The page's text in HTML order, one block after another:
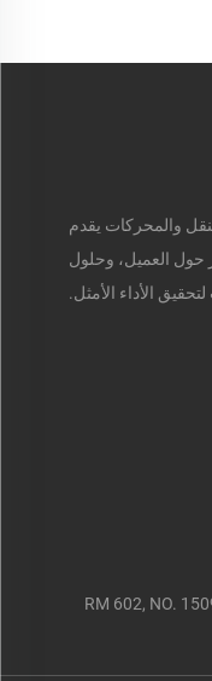
والمحركات يقدم
حول العميل، وحلول
الأداء الأمثل.
RM 602, NO.